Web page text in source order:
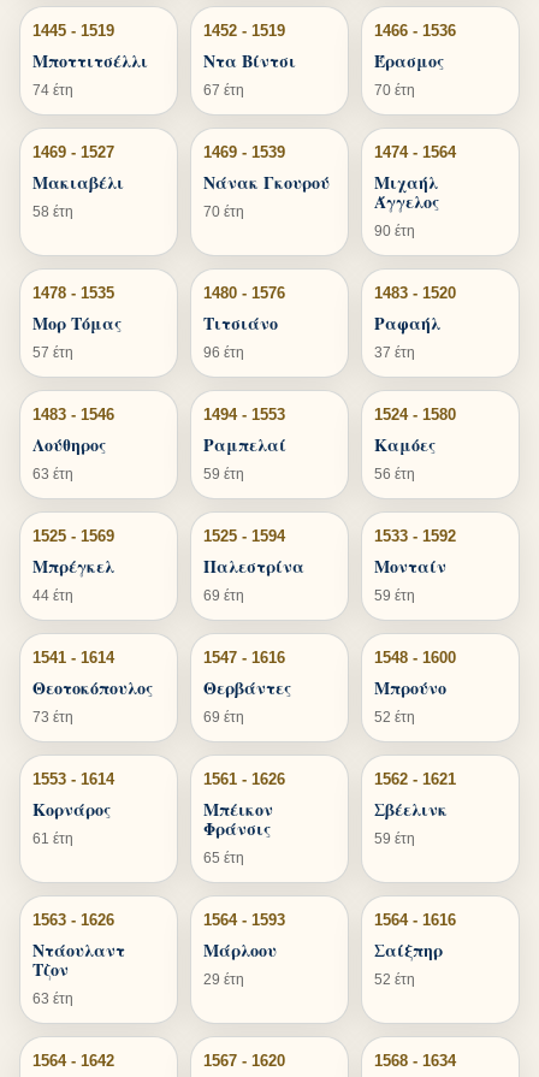
1445 - 1519
Μποττιτσέλλι
74 έτη
1452 - 1519
Ντα Βίντσι
67 έτη
1466 - 1536
Έρασμος
70 έτη
1469 - 1527
Μακιαβέλι
58 έτη
1469 - 1539
Νάνακ Γκουρού
70 έτη
1474 - 1564
Μιχαήλ
Άγγελος
90 έτη
1478 - 1535
Μορ Τόμας
57 έτη
1480 - 1576
Τιτσιάνο
96 έτη
1483 - 1520
Ραφαήλ
37 έτη
1483 - 1546
Λούθηρος
63 έτη
1494 - 1553
Ραμπελαί
59 έτη
1524 - 1580
Καμόες
56 έτη
1525 - 1569
Μπρέγκελ
44 έτη
1525 - 1594
Παλεστρίνα
69 έτη
1533 - 1592
Μονταίν
59 έτη
1541 - 1614
Θεοτοκόπουλος
73 έτη
1547 - 1616
Θερβάντες
69 έτη
1548 - 1600
Μπρούνο
52 έτη
1553 - 1614
Κορνάρος
61 έτη
1561 - 1626
Μπέικον
Φράνσις
65 έτη
1562 - 1621
Σβέελινκ
59 έτη
1563 - 1626
Ντάουλαντ
Τζον
63 έτη
1564 - 1593
Μάρλοου
29 έτη
1564 - 1616
Σαίξπηρ
52 έτη
1564 - 1642 1567 - 1620 1568 - 1634